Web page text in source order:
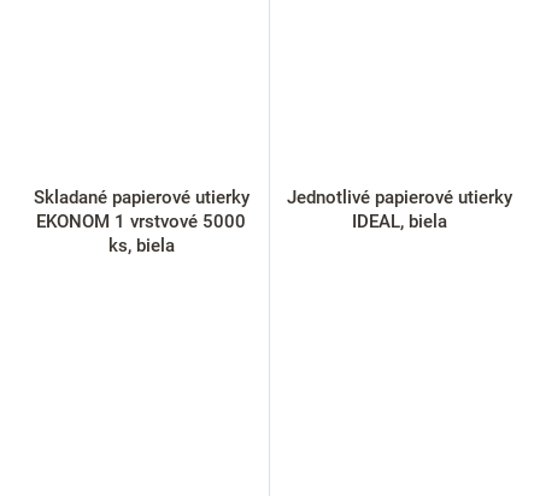
Skladané papierové utierky
EKONOM 1 vrstvové 5000
ks, biela
Jednotlivé papierové utierky
IDEAL, biela